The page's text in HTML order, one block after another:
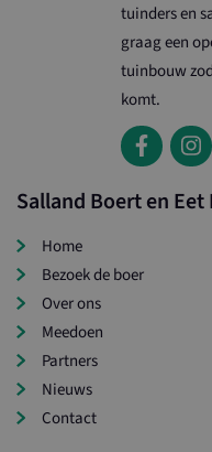
tuinders en
graag een
tuinbouw
komt.
Salland Boert en
Home
Bezoek de boer
Over ons
Meedoen
Partners
Nieuws
Contact